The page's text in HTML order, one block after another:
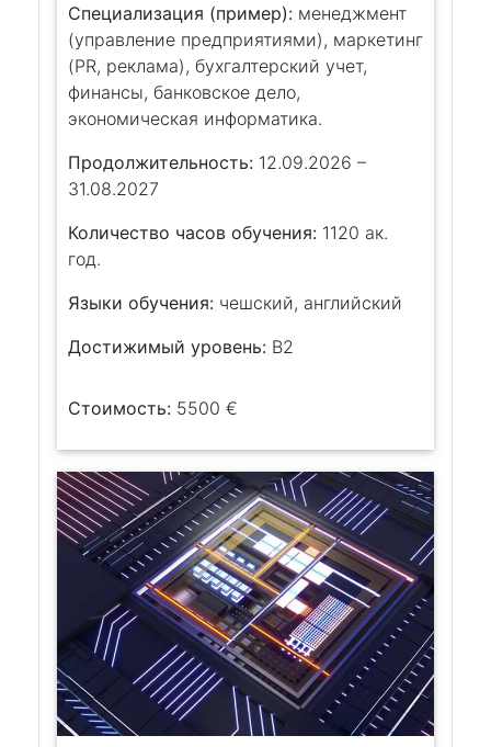
Специализация (пример): менеджмент
(управление предприятиями), маркетинг
(PR, реклама), бухгалтерский учет,
финансы, банковское дело,
экономическая информатика.
Продолжительность: 12.09.2026 –
31.08.2027
Количество часов обучения: 1120 ак.
год.
Языки обучения: чешский, английский
Достижимый уровень: B2
Стоимость: 5500 €